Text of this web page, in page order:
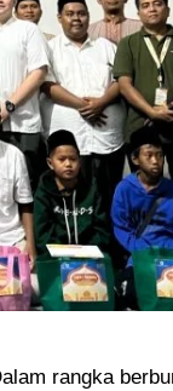
rangka